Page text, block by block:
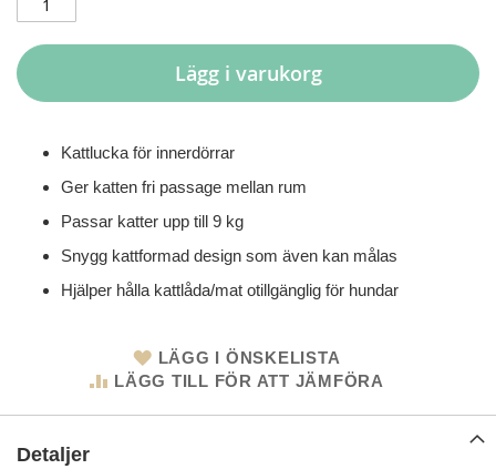
Lägg i varukorg
Kattlucka för innerdörrar
Ger katten fri passage mellan rum
Passar katter upp till 9 kg
Snygg kattformad design som även kan målas
Hjälper hålla kattlåda/mat otillgänglig för hundar
LÄGG I ÖNSKELISTA
LÄGG TILL FÖR ATT JÄMFÖRA
Detaljer